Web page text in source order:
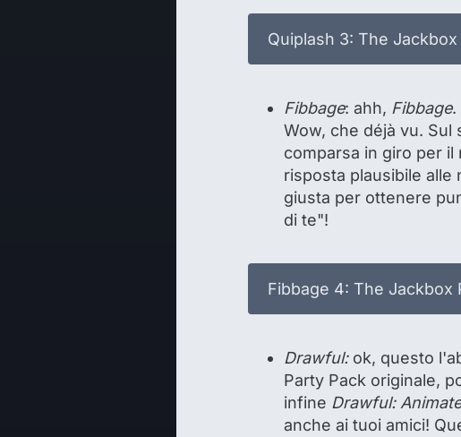
Quiplash 3: The
Fibbage: ahh, Fibbage.
Wow, che déjà vu.
comparsa in giro per
risposta plausibile
giusta per ottenere
di te"!
Fibbage 4: The Jackbox
Drawful:ok, questo
Party Pack originale,
infine Drawful: Animate
anche ai tuoi amici!